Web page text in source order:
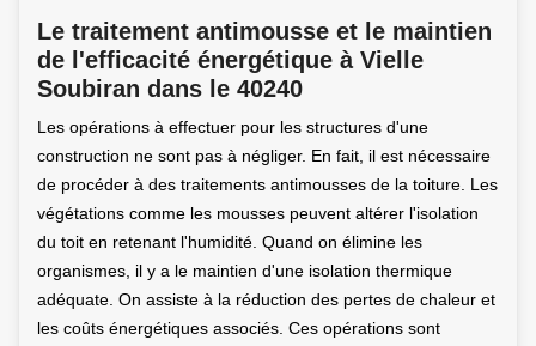
Le traitement antimousse et le maintien
de l'efficacité énergétique à Vielle
Soubiran dans le 40240
Les opérations à effectuer pour les structures d'une
construction ne sont pas à négliger. En fait, il est nécessaire
de procéder à des traitements antimousses de la toiture. Les
végétations comme les mousses peuvent altérer l'isolation
du toit en retenant l'humidité. Quand on élimine les
organismes, il y a le maintien d'une isolation thermique
adéquate. On assiste à la réduction des pertes de chaleur et
les coûts énergétiques associés. Ces opérations sont